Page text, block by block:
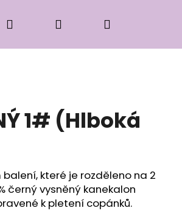
Příslušenství k zaplétání
Přihlášení
1# (Hlboká
které je rozděleno na 2
černý vysněný kanekalon
k pletení copánků.